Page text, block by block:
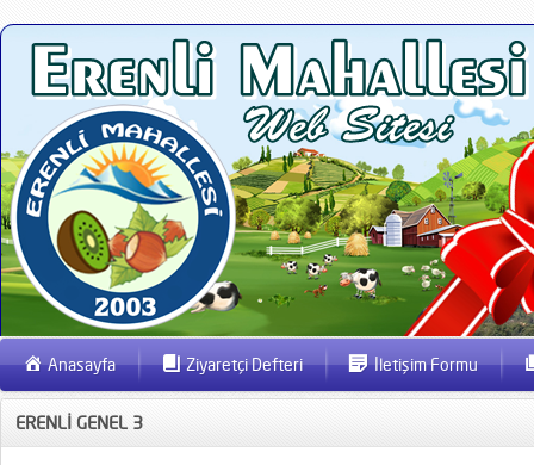
Anasayfa Ziyaretçi Defteri İletişim Formu
ERENLİ GENEL 3